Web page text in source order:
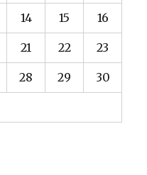
14 15 16
21 22 23
28 29 30